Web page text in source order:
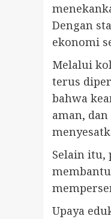
Dengan
ekonomi
Melalui
terus
bahwa
aman,
Selain itu,
Upaya